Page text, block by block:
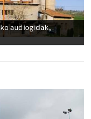
audiogidak,